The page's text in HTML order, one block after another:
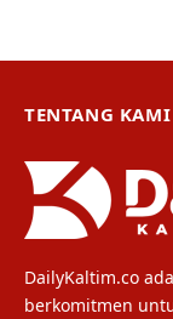
TENTANG KAMI
DailyKaltim.co
berkomitmen